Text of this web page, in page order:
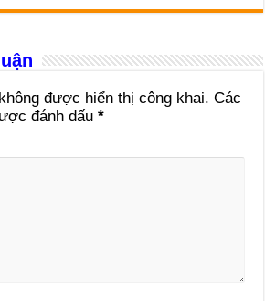
được hiển thị công khai. Các
đánh dấu*